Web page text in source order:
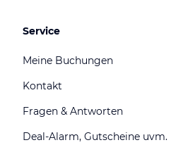
Service
Meine Buchungen
Kontakt
Fragen & Antworten
Deal-Alarm, Gutscheine uvm.